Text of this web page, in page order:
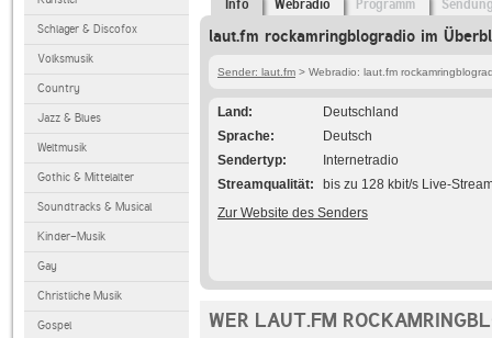
Schlager & Discofox
Volksmusik
Country
Jazz & Blues
Weltmusik
Gothic & Mittelalter
Soundtracks & Musical
Kinder-Musik
Gay
Christliche Musik
Gospel
Info Webradio Programm
laut.fm rockamringblogradio im
Sender: laut.fm > Webradio: laut.fm
Land
Deutschland
Sprache
Deutsch
Sendertyp
Internetradio
Streamqualität
bis zu 128 kbit/s Live-
Zur Website des Senders
WER LAUT.FM